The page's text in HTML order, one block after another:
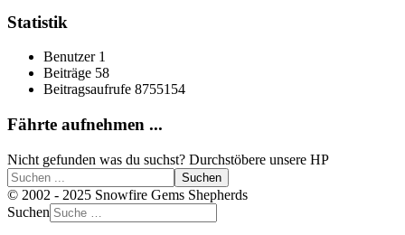
Statistik
Benutzer 1
Beiträge 58
Beitragsaufrufe 8755154
Fährte aufnehmen ...
Nicht gefunden was du suchst? Durchstöbere unsere HP
Suchen
© 2002 - 2025 Snowfire Gems Shepherds
Suchen